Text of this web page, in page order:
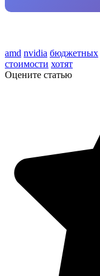
amd nvidia бюджетных
стоимости хотят
Оцените статью